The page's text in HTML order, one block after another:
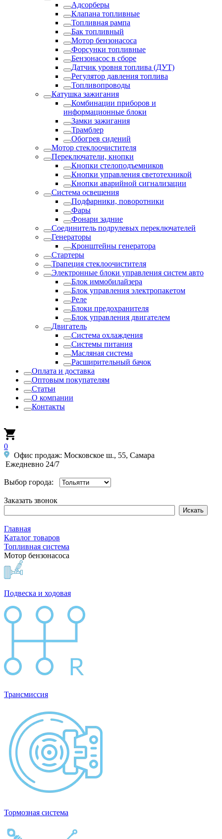
Адсорберы
Клапана топливные
Топливная рампа
Бак топливный
Мотор бензонасоса
Форсунки топливные
Бензонасос в сборе
Датчик уровня топлива (ДУТ)
Регулятор давления топлива
Топливопроводы
Катушка зажигания
Комбинации приборов и
информационные блоки
Замки зажигания
Трамблер
Обогрев сидений
Мотор стеклоочистителя
Переключатели, кнопки
Кнопки стелоподъемников
Кнопки управления светотехникой
Кнопки аварийной сигнализации
Система освещения
Подфарники, поворотники
Фары
Фонари задние
Соединитель подрулевых переключателей
Генераторы
Кронштейны генератора
Стартеры
Трапеция стеклоочистителя
Электронные блоки управления систем авто
Блок иммобилайзера
Блок управления электропакетом
Реле
Блоки предохранителя
Блок управления двигателем
Двигатель
Система охлаждения
Системы питания
Масляная система
Расширительный бачок
Оплата и доставка
Оптовым покупателям
Статьи
О компании
Контакты
0
Офис продаж: Московское ш., 55, Самара
Ежедневно 24/7
Выбор города:
Заказать звонок
Главная
Каталог товаров
Топливная система
Мотор бензонасоса
Подвеска и ходовая
Трансмиссия
Тормозная система